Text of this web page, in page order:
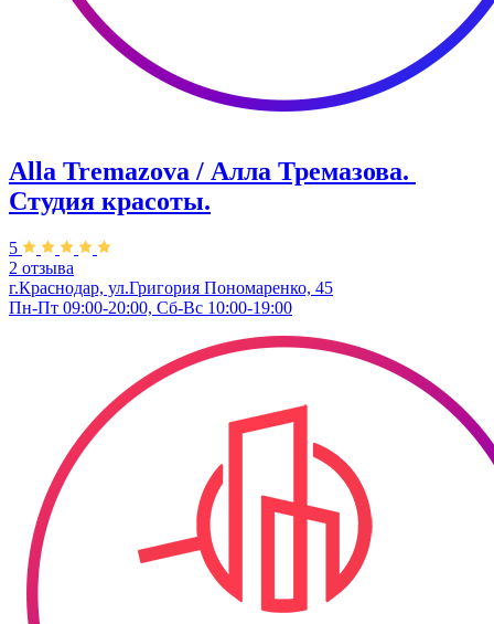
Alla Tremazova / Алла Тремазова. ​
Студия красоты.
5
2 отзыва
г.Краснодар, ул.​Григория Пономаренко, 45
Пн-Пт 09:00-20:00, Сб-Вс 10:00-19:00